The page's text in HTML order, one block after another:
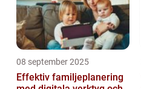
08 september 2025
Effektiv familjeplanering